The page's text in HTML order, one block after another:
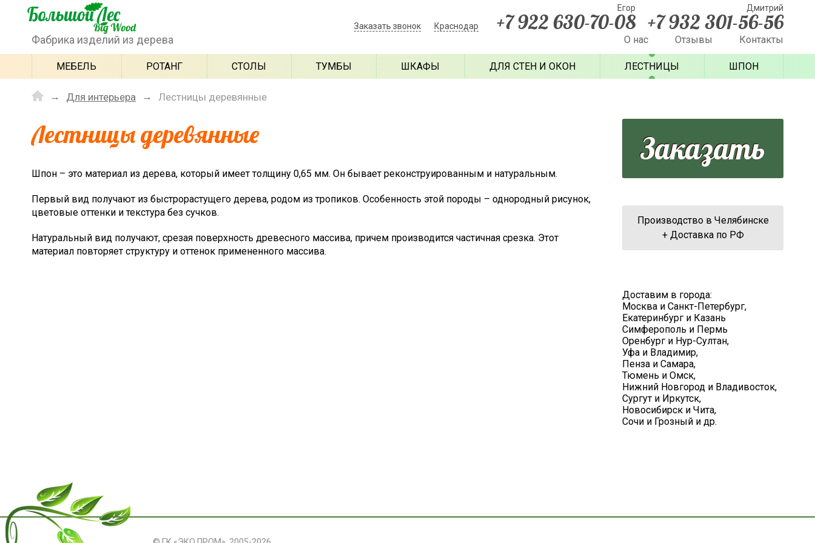
Фабрика изделий из дерева
Заказать звонок Краснодар
Егор
+7 922 630-70-08
Дмитрий
+7 932 301-56-56
О нас Отзывы Контакты
МЕБЕЛЬ РОТАНГ СТОЛЫ ТУМБЫ ШКАФЫ ДЛЯ СТЕН И ОКОН ЛЕСТНИЦЫ ШПОН
Для интерьера Лестницы деревянные
Лестницы деревянные
Шпон – это материал из дерева, который имеет толщину 0,65 мм. Он бывает реконструированным и натуральным.
Первый вид получают из быстрорастущего дерева, родом из тропиков. Особенность этой породы – однородный рисунок,
цветовые оттенки и текстура без сучков.
Натуральный вид получают, срезая поверхность древесного массива, причем производится частичная срезка. Этот
материал повторяет структуру и оттенок примененного массива.
Заказать
Производство в Челябинске
+ Доставка по РФ
Доставим в города:
Москва и Санкт-Петербург,
Екатеринбург и Казань
Симферополь и Пермь
Оренбург и Нур-Султан,
Уфа и Владимир,
Пенза и Самара,
Тюмень и Омск,
Нижний Новгород и Владивосток,
Сургут и Иркутск,
Новосибирск и Чита,
Сочи и Грозный и др.